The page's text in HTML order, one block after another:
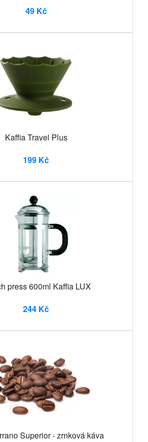
49 Kč
Kaffia Travel Plus
199 Kč
press 600ml Kaffia LUX
244 Kč
Superior - zrnková káva